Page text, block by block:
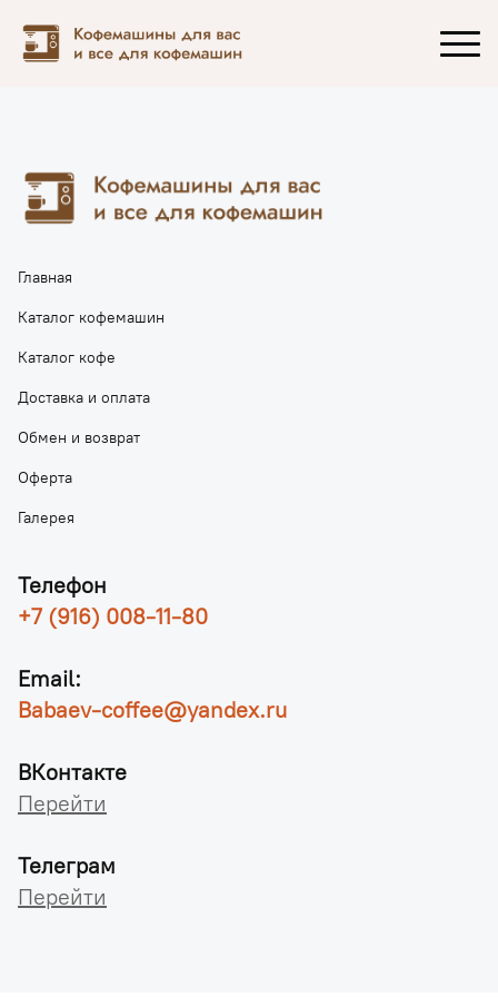
Главная
Каталог кофемашин
Каталог кофе
Доставка и оплата
Обмен и возврат
Оферта
Галерея
Телефон
+7 (916) 008-11-80
Email:
Babaev-coffee@yandex.ru
ВКонтакте
Перейти
Телеграм
Перейти